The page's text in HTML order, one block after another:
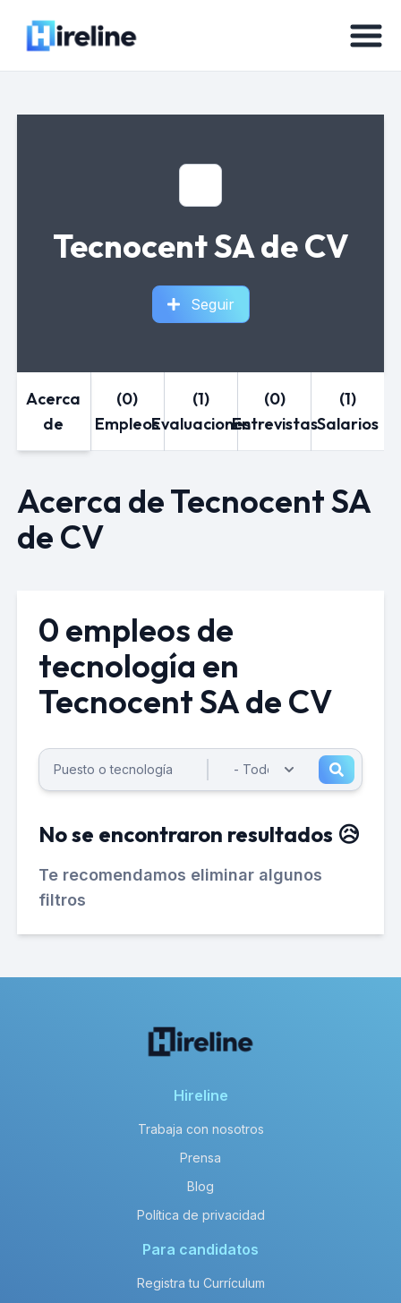
Tecnocent SA de CV
Seguir
Acerca
de
(0)
Empleos
(1)
Evaluaciones
(0)
Entrevistas
(1)
Salarios
Acerca de Tecnocent SA
de CV
0 empleos de
tecnología en
Tecnocent SA de CV
No se encontraron resultados 😥
Te recomendamos eliminar algunos
filtros
Hireline
Trabaja con nosotros
Prensa
Blog
Política de privacidad
Para candidatos
Registra tu Currículum